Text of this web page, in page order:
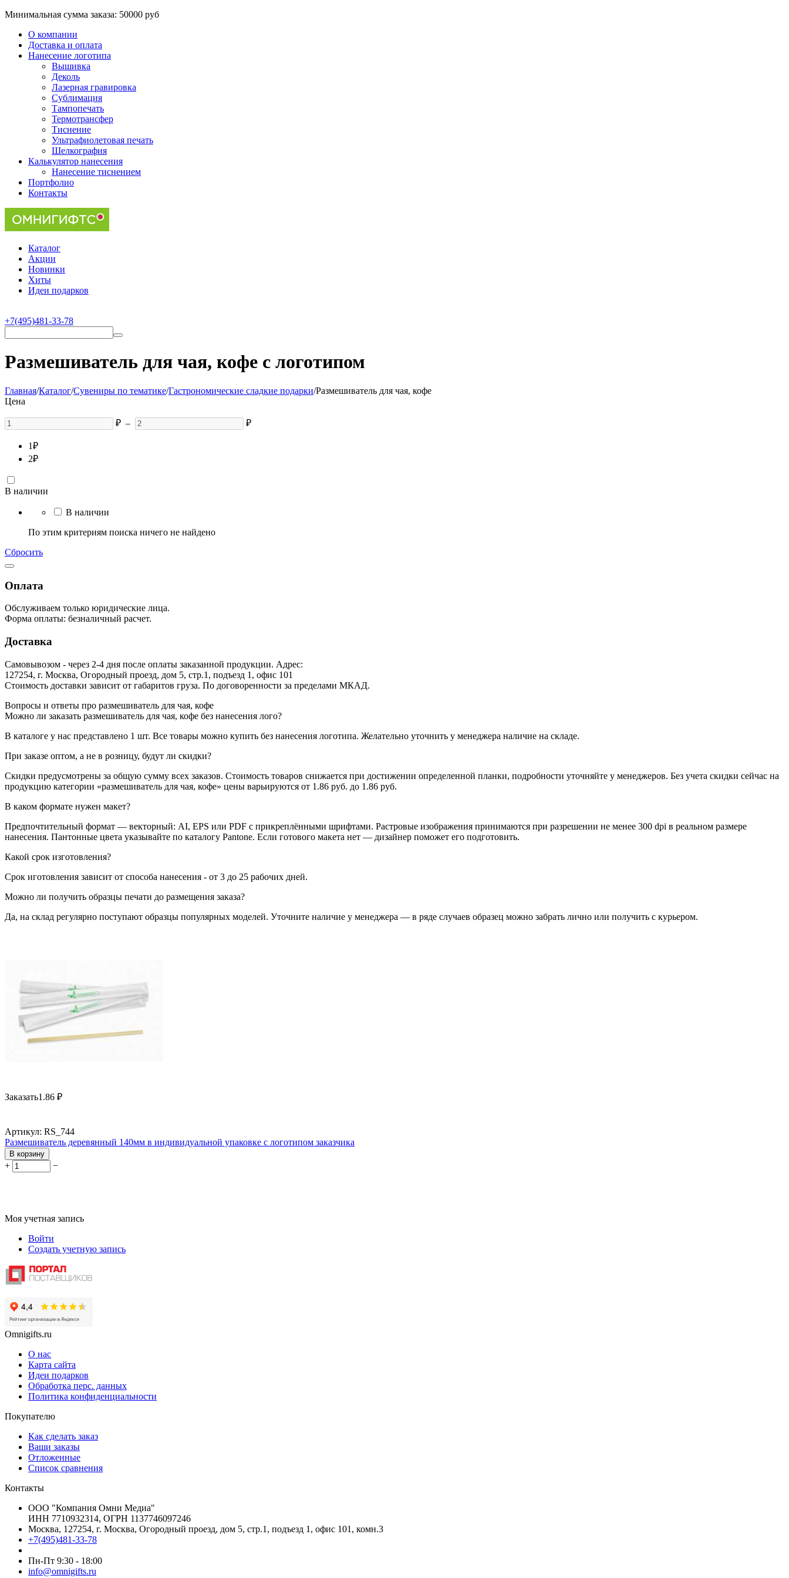
Минимальная сумма заказа: 50000 руб
О компании
Доставка и оплата
Нанесение логотипа
Вышивка
Деколь
Лазерная гравировка
Сублимация
Тампопечать
Термотрансфер
Тиснение
Ультрафиолетовая печать
Шелкография
Калькулятор нанесения
Нанесение тиснением
Портфолио
Контакты
Каталог
Акции
Новинки
Хиты
Идеи подарков
+7(495)481-33-78
Размешиватель для чая, кофе с логотипом
Главная/Каталог/Сувениры по тематике/Гастрономические сладкие подарки/Размешиватель для чая, кофе
Цена
₽ – ₽
1₽
2₽
В наличии
В наличии
По этим критериям поиска ничего не найдено
Сбросить
Оплата
Обслуживаем только юридические лица.
Форма оплаты: безналичный расчет.
Доставка
Самовывозом - через 2-4 дня после оплаты заказанной продукции. Адрес:
127254, г. Москва, Огородный проезд, дом 5, стр.1, подъезд 1, офис 101
Стоимость доставки зависит от габаритов груза. По договоренности за пределами МКАД.
Вопросы и ответы про размешиватель для чая, кофе
Можно ли заказать размешиватель для чая, кофе без нанесения лого?
В каталоге у нас представлено 1 шт. Все товары можно купить без нанесения логотипа. Желательно уточнить у менеджера наличие на складе.
При заказе оптом, а не в розницу, будут ли скидки?
Скидки предусмотрены за общую сумму всех заказов. Стоимость товаров снижается при достижении определенной планки, подробности уточняйте у менеджеров. Без учета скидки сейчас на
продукцию категории «размешиватель для чая, кофе» цены варьируются от 1.86 руб. до 1.86 руб.
В каком формате нужен макет?
Предпочтительный формат — векторный: AI, EPS или PDF с прикреплёнными шрифтами. Растровые изображения принимаются при разрешении не менее 300 dpi в реальном размере
нанесения. Пантонные цвета указывайте по каталогу Pantone. Если готового макета нет — дизайнер поможет его подготовить.
Какой срок изготовления?
Срок иготовления зависит от способа нанесения - от 3 до 25 рабочих дней.
Можно ли получить образцы печати до размещения заказа?
Да, на склад регулярно поступают образцы популярных моделей. Уточните наличие у менеджера — в ряде случаев образец можно забрать лично или получить с курьером.
Заказать1.86 ₽
Артикул: RS_744
Размешиватель деревянный 140мм в индивидуальной упаковке с логотипом заказчика
В корзину
+ −
Моя учетная запись
Войти
Создать учетную запись
Omnigifts.ru
О нас
Карта сайта
Идеи подарков
Обработка перс. данных
Политика конфиденциальности
Покупателю
Как сделать заказ
Ваши заказы
Отложенные
Список сравнения
Контакты
ООО "Компания Омни Медиа"
ИНН 7710932314, ОГРН 1137746097246
Москва, 127254, г. Москва, Огородный проезд, дом 5, стр.1, подъезд 1, офис 101, комн.3
+7(495)481-33-78
Пн-Пт 9:30 - 18:00
info@omnigifts.ru